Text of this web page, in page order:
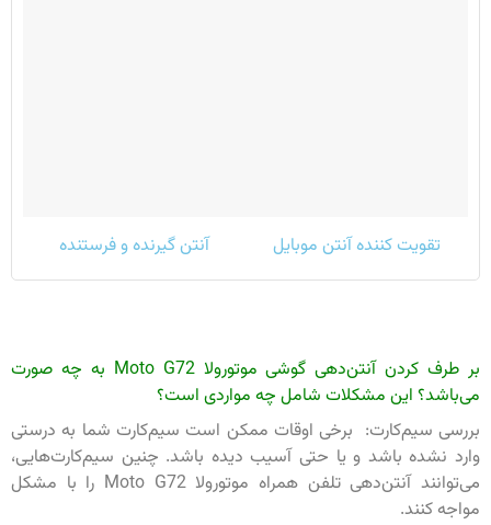
تقویت کننده آنتن موبایل آنتن گیرنده و فرستنده
بر طرف کردن آنتن‌دهی گوشی موتورولا Moto G72 به چه صورت
می‌باشد؟ این مشکلات شامل چه مواردی است؟
بررسی سیم‌کارت: برخی اوقات ممکن است سیم‌کارت شما به درستی
وارد نشده باشد و یا حتی آسیب دیده باشد. چنین سیم‌کارت‌هایی،
می‌توانند آنتن‌دهی تلفن همراه موتورولا Moto G72 را با مشکل
مواجه کنند.